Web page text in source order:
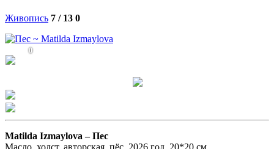
Живопись 7 / 13 0
0
Matilda Izmaylova –Пес